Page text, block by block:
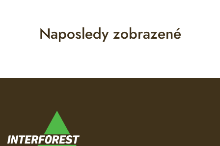
Naposledy zobrazené